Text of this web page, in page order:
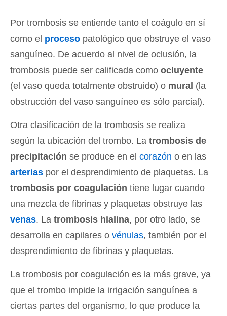
Por trombosis se entiende tanto el coágulo en sí
como el proceso patológico que obstruye el vaso
sanguíneo. De acuerdo al nivel de oclusión, la
trombosis puede ser calificada como ocluyente
(el vaso queda totalmente obstruido) o mural (la
obstrucción del vaso sanguíneo es sólo parcial).
Otra clasificación de la trombosis se realiza
según la ubicación del trombo. La trombosis de
precipitación se produce en el corazón o en las
arterias por el desprendimiento de plaquetas. La
trombosis por coagulación tiene lugar cuando
una mezcla de fibrinas y plaquetas obstruye las
venas. La trombosis hialina, por otro lado, se
desarrolla en capilares o vénulas, también por el
desprendimiento de fibrinas y plaquetas.
La trombosis por coagulación es la más grave, ya
que el trombo impide la irrigación sanguínea a
ciertas partes del organismo, lo que produce la